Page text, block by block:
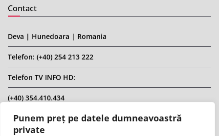
Punem preț pe datele dumneavoastră
private
Contact
Deva | Hunedoara | Romania
Telefon: (+40) 254 213 222
Telefon TV INFO HD:
(+40) 354.410.434
Email: infohd20@gmail.com